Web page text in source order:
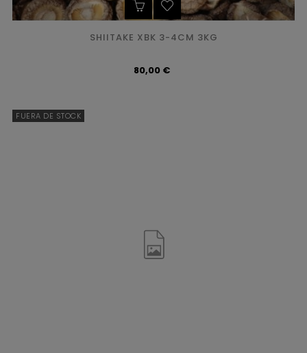
SHIITAKE XBK 3-4CM 3KG
Precio
80,00 €
FUERA DE STOCK